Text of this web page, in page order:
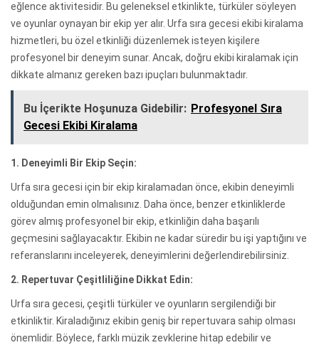
eğlence aktivitesidir. Bu geleneksel etkinlikte, türküler söyleyen
ve oyunlar oynayan bir ekip yer alır. Urfa sıra gecesi ekibi kiralama
hizmetleri, bu özel etkinliği düzenlemek isteyen kişilere
profesyonel bir deneyim sunar. Ancak, doğru ekibi kiralamak için
dikkate almanız gereken bazı ipuçları bulunmaktadır.
Bu İçerikte Hoşunuza Gidebilir: Profesyonel Sıra
Gecesi Ekibi Kiralama
1. Deneyimli Bir Ekip Seçin:
Urfa sıra gecesi için bir ekip kiralamadan önce, ekibin deneyimli
olduğundan emin olmalısınız. Daha önce, benzer etkinliklerde
görev almış profesyonel bir ekip, etkinliğin daha başarılı
geçmesini sağlayacaktır. Ekibin ne kadar süredir bu işi yaptığını ve
referanslarını inceleyerek, deneyimlerini değerlendirebilirsiniz.
2. Repertuvar Çeşitliliğine Dikkat Edin:
Urfa sıra gecesi, çeşitli türküler ve oyunların sergilendiği bir
etkinliktir. Kiraladığınız ekibin geniş bir repertuvara sahip olması
önemlidir. Böylece, farklı müzik zevklerine hitap edebilir ve